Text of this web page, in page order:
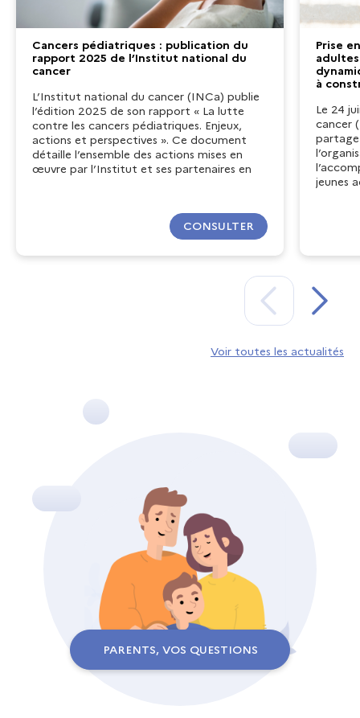
Cancers pédiatriques : publication du
rapport 2025 de l’Institut national du
cancer
L’Institut national du cancer (INCa) publie
l’édition 2025 de son rapport « La lutte
contre les cancers pédiatriques. Enjeux,
actions et perspectives ». Ce document
détaille l’ensemble des actions mises en
œuvre par l’Institut et ses partenaires en
enfants, des adolescents et jeunes adultes
Commander gratuitement le rapport
CONSULTER
Prise
à
Le 24
cancer
partage
jeunes
Voir toutes les actualités
PARENTS, VOS QUESTIONS